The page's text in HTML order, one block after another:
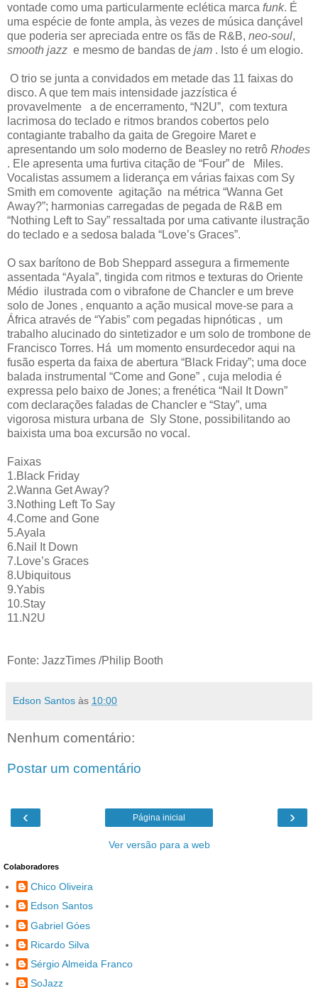
vontade como uma particularmente eclética marca funk. É
uma espécie de fonte ampla, às vezes de música dançável
que poderia ser apreciada entre os fãs de R&B, neo-soul,
smooth jazz e mesmo de bandas de jam . Isto é um elogio.
O trio se junta a convidados em metade das 11 faixas do
disco. A que tem mais intensidade jazzística é
provavelmente a de encerramento, “N2U”, com textura
lacrimosa do teclado e ritmos brandos cobertos pelo
contagiante trabalho da gaita de Gregoire Maret e
apresentando um solo moderno de Beasley no retrô Rhodes
. Ele apresenta uma furtiva citação de “Four” de Miles.
Vocalistas assumem a liderança em várias faixas com Sy
Smith em comovente agitação na métrica “Wanna Get
Away?”; harmonias carregadas de pegada de R&B em
“Nothing Left to Say” ressaltada por uma cativante ilustração
do teclado e a sedosa balada “Love’s Graces”.
O sax barítono de Bob Sheppard assegura a firmemente
assentada “Ayala”, tingida com ritmos e texturas do Oriente
Médio ilustrada com o vibrafone de Chancler e um breve
solo de Jones , enquanto a ação musical move-se para a
África através de “Yabis” com pegadas hipnóticas , um
trabalho alucinado do sintetizador e um solo de trombone de
Francisco Torres. Há um momento ensurdecedor aqui na
fusão esperta da faixa de abertura “Black Friday”; uma doce
balada instrumental “Come and Gone” , cuja melodia é
expressa pelo baixo de Jones; a frenética “Nail It Down”
com declarações faladas de Chancler e “Stay”, uma
vigorosa mistura urbana de Sly Stone, possibilitando ao
baixista uma boa excursão no vocal.
Faixas
1.Black Friday
2.Wanna Get Away?
3.Nothing Left To Say
4.Come and Gone
5.Ayala
6.Nail It Down
7.Love’s Graces
8.Ubiquitous
9.Yabis
10.Stay
11.N2U
Fonte: JazzTimes /Philip Booth
Edson Santos às 10:00
Nenhum comentário:
Postar um comentário
‹ ›
Página inicial
Ver versão para a web
Colaboradores
Chico Oliveira
Edson Santos
Gabriel Góes
Ricardo Silva
Sérgio Almeida Franco
SoJazz